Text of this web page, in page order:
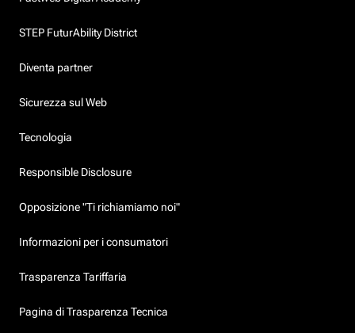
STEP FuturAbility District
Diventa partner
Sicurezza sul Web
Tecnologia
Responsible Disclosure
Opposizione "Ti richiamiamo noi"
Informazioni per i consumatori
Trasparenza Tariffaria
Pagina di Trasparenza Tecnica